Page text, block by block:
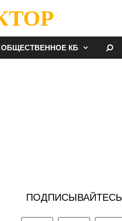
ОБЩЕСТВЕННОЕ КБ
ПОДПИСЫВАЙТЕСЬ